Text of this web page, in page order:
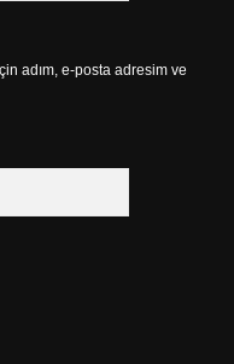
adım, e-posta adresim ve